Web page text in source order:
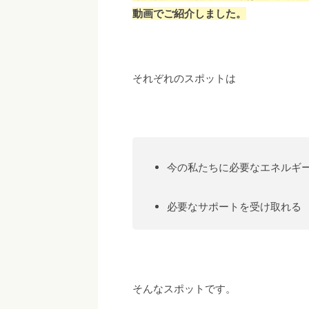
動画でご紹介しました。
それぞれのスポットは
今の私たちに必要なエネルギー
必要なサポートを受け取れる
そんなスポットです。